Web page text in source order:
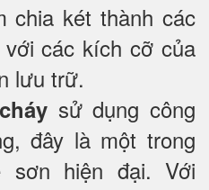
chia két thành các
các kích cỡ của
lưu trữ.
sử dụng công
đây là một trong
sơn hiện đại. Với